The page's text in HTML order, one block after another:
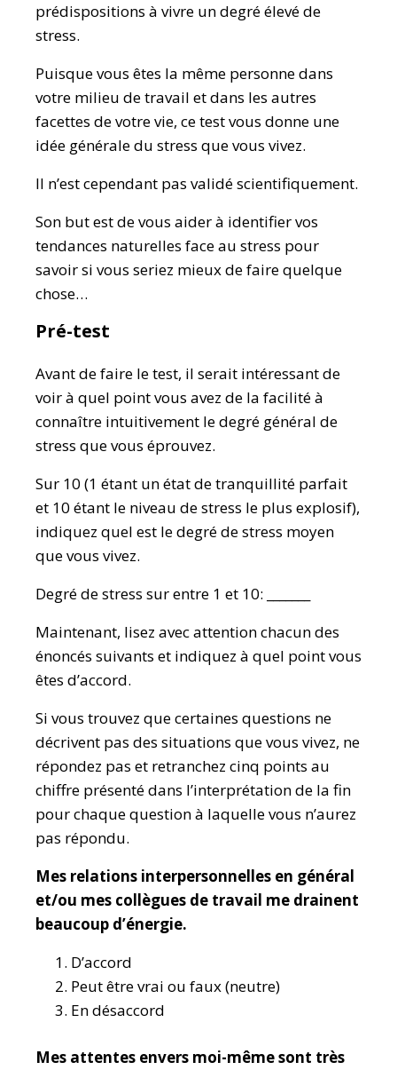
prédispositions à vivre un degré élevé de
stress.
Puisque vous êtes la même personne dans
votre milieu de travail et dans les autres
facettes de votre vie, ce test vous donne une
idée générale du stress que vous vivez.
Il n’est cependant pas validé scientifiquement.
Son but est de vous aider à identifier vos
tendances naturelles face au stress pour
savoir si vous seriez mieux de faire quelque
chose…
Pré-test
Avant de faire le test, il serait intéressant de
voir à quel point vous avez de la facilité à
connaître intuitivement le degré général de
stress que vous éprouvez.
Sur 10 (1 étant un état de tranquillité parfait
et 10 étant le niveau de stress le plus explosif),
indiquez quel est le degré de stress moyen
que vous vivez.
Degré de stress sur entre 1 et 10: _______
Maintenant, lisez avec attention chacun des
énoncés suivants et indiquez à quel point vous
êtes d’accord.
Si vous trouvez que certaines questions ne
décrivent pas des situations que vous vivez, ne
répondez pas et retranchez cinq points au
chiffre présenté dans l’interprétation de la fin
pour chaque question à laquelle vous n’aurez
pas répondu.
Mes relations interpersonnelles en général
et/ou mes collègues de travail me drainent
beaucoup d’énergie.
D’accord
Peut être vrai ou faux (neutre)
En désaccord
Mes attentes envers moi-même sont très